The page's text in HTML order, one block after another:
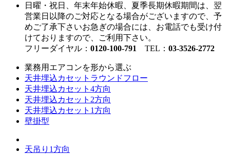
日曜・祝日、年末年始休暇、夏季長期休暇期間は、翌
営業日以降のご対応となる場合がございますので、予
めご了承下さいお急ぎの場合には、お電話でも受け付
けておりますので、ご利用下さい。
フリーダイヤル： 0120-100-791 TEL： 03-3526-2772
業務用エアコンを形から選ぶ
天井埋込カセットラウンドフロー
天井埋込カセット4方向
天井埋込カセット2方向
天井埋込カセット1方向
壁掛型
天吊り1方向